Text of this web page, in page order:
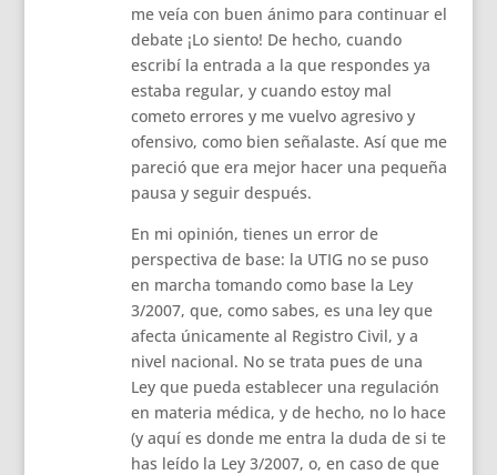
me veía con buen ánimo para continuar el
debate ¡Lo siento! De hecho, cuando
escribí la entrada a la que respondes ya
estaba regular, y cuando estoy mal
cometo errores y me vuelvo agresivo y
ofensivo, como bien señalaste. Así que me
pareció que era mejor hacer una pequeña
pausa y seguir después.
En mi opinión, tienes un error de
perspectiva de base: la UTIG no se puso
en marcha tomando como base la Ley
3/2007, que, como sabes, es una ley que
afecta únicamente al Registro Civil, y a
nivel nacional. No se trata pues de una
Ley que pueda establecer una regulación
en materia médica, y de hecho, no lo hace
(y aquí es donde me entra la duda de si te
has leído la Ley 3/2007, o, en caso de que